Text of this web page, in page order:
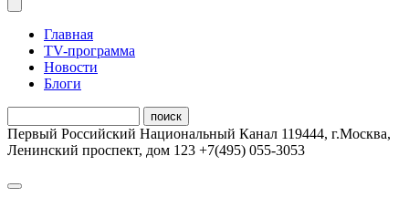
Главная
ТV-программа
Новости
Блоги
Первый Российский Национальный Канал 119444, г.Москва,
Ленинский проспект, дом 123 +7(495) 055-3053